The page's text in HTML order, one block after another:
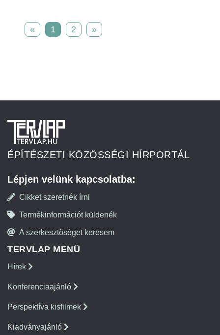
« 1 2 »
ÉPÍTÉSZETI KÖZÖSSÉGI HÍRPORTÁL
Lépjen velünk kapcsolatba:
Cikket szeretnék írni
Termékinformációt küldenék
A szerkesztőséget keresem
TERVLAP MENÜ
Hírek
Konferenciaajánló
Perspektíva kisfilmek
Kiadványajánló